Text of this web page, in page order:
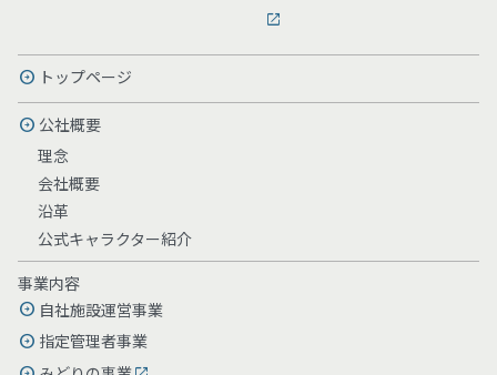
トップページ
公社概要
理念
会社概要
沿革
公式キャラクター紹介
事業内容
自社施設運営事業
指定管理者事業